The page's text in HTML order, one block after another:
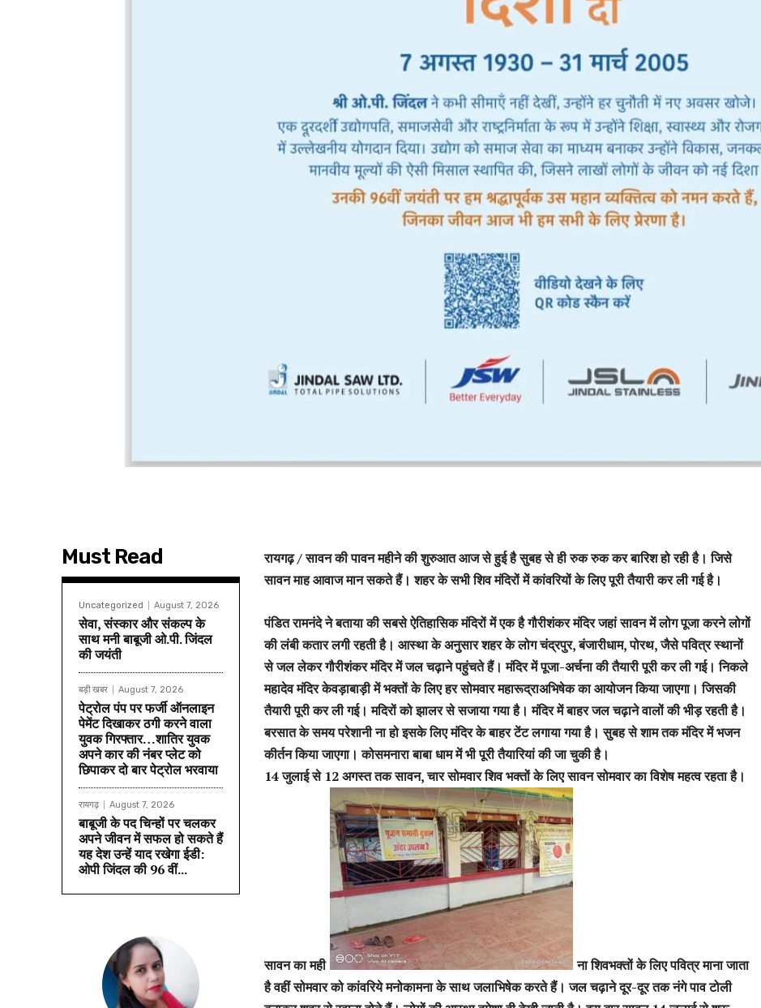
Must Read
Uncategorized August 7, 2026
सेवा, संस्कार और संकल्प के
साथ मनी बाबूजी ओ.पी. जिंदल
की जयंती
बड़ी खबर August 7, 2026
पेट्रोल पंप पर फर्जी ऑनलाइन
पेमेंट दिखाकर ठगी करने वाला
युवक गिरफ्तार…शातिर युवक
अपने कार की नंबर प्लेट को
छिपाकर दो बार पेट्रोल भरवाया
रायगढ़ August 7, 2026
बाबूजी के पद चिन्हों पर चलकर
अपने जीवन में सफल हो सकते हैं
यह देश उन्हें याद रखेगा ईडी:
ओपी जिंदल की 96 वीं...
रायगढ़ / सावन की पावन महीने की शुरुआत आज से हुई है सुबह से ही रुक रुक कर बारिश हो रही है। जिसे
सावन माह आवाज मान सकते हैं। शहर के सभी शिव मंदिरों में कांवरियों के लिए पूरी तैयारी कर ली गई है।
पंडित रामनंदे ने बताया की सबसे ऐतिहासिक मंदिरों में एक है गौरीशंकर मंदिर जहां सावन में लोग पूजा करने लोगों
की लंबी कतार लगी रहती है। आस्था के अनुसार शहर के लोग चंद्रपुर, बंजारीधाम, पोरथ, जैसे पवित्र स्थानों
से जल लेकर गौरीशंकर मंदिर में जल चढ़ाने पहुंचते हैं। मंदिर में पूजा-अर्चना की तैयारी पूरी कर ली गई। निकले
महादेव मंदिर केवड़ाबाड़ी में भक्तों के लिए हर सोमवार महारूद्राअभिषेक का आयोजन किया जाएगा। जिसकी
तैयारी पूरी कर ली गई। मदिरों को झालर से सजाया गया है। मंदिर में बाहर जल चढ़ाने वालों की भीड़ रहती है।
बरसात के समय परेशानी ना हो इसके लिए मंदिर के बाहर टेंट लगाया गया है। सुबह से शाम तक मंदिर में भजन
कीर्तन किया जाएगा। कोसमनारा बाबा धाम में भी पूरी तैयारियां की जा चुकी है।
14 जुलाई से 12 अगस्त तक सावन, चार सोमवार शिव भक्तों के लिए सावन सोमवार का विशेष महत्व रहता है।
सावन का मही
ना शिवभक्तों के लिए पवित्र माना जाता
है वहीं सोमवार को कांवरिये मनोकामना के साथ जलाभिषेक करते हैं। जल चढ़ाने दूर-दूर तक नंगे पाव टोली